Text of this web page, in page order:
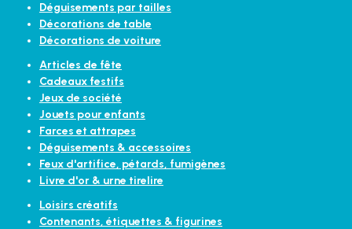
Déguisements par tailles
Décorations de table
Décorations de voiture
Articles de fête
Cadeaux festifs
Jeux de société
Jouets pour enfants
Farces et attrapes
Déguisements & accessoires
Feux d'artifice, pétards, fumigènes
Livre d'or & urne tirelire
Loisirs créatifs
Contenants, étiquettes & figurines